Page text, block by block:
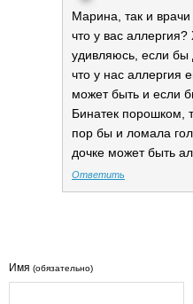
Марина, так и
что у вас
удивляюсь, если
что у нас аллергия
может быть и если
Бинатек порошком,
пор бы и ломала
дочке может быть
Ответить
Имя (обязательно)